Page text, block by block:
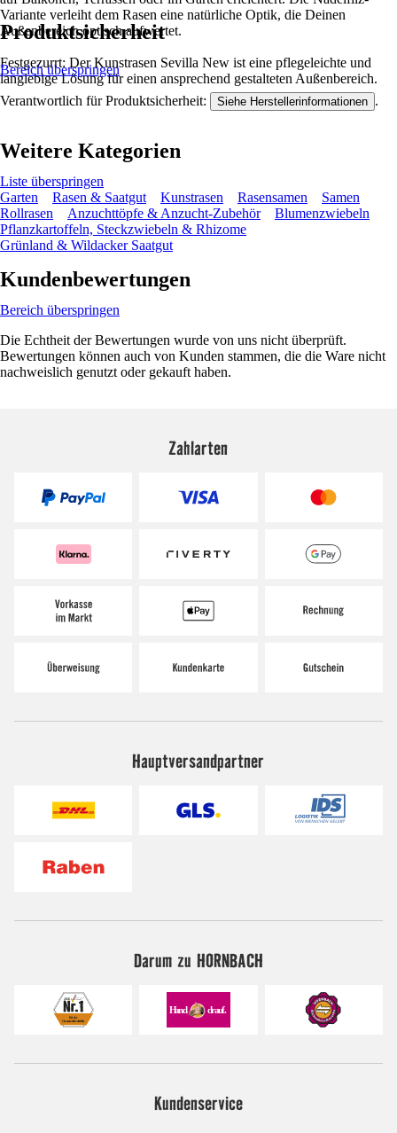
Variante verleiht dem Rasen eine natürliche Optik, die Deinen
Außenbereich optisch aufwertet.
Festgezurrt: Der Kunstrasen Sevilla New ist eine pflegeleichte und
langlebige Lösung für einen ansprechend gestalteten Außenbereich.
Produktsicherheit
Bereich überspringen
Verantwortlich für Produktsicherheit: Siehe Herstellerinformationen .
Weitere Kategorien
Liste überspringen
Garten
Rasen & Saatgut Kunstrasen Rasensamen
Samen
Rollrasen
Anzuchttöpfe & Anzucht-Zubehör
Blumenzwiebeln
Pflanzkartoffeln, Steckzwiebeln & Rhizome
Grünland & Wildacker Saatgut
Kundenbewertungen
Bereich überspringen
Die Echtheit der Bewertungen wurde von uns nicht überprüft.
Bewertungen können auch von Kunden stammen, die die Ware nicht
nachweislich genutzt oder gekauft haben.
Zahlarten
Hauptversandpartner
Darum zu HORNBACH
Kundenservice